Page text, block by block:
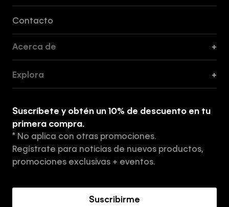
Contacto
Acerca de +
Tiendas
Aviso de privacidad
Términos y Condiciones
Explora +
Suscríbete y obtén un 10% de descuento en tu
primera compra.
* No aplica con otras promociones.
Regístrate para noticias de nuevos productos,
promociones exclusivas + eventos.
Suscribirme